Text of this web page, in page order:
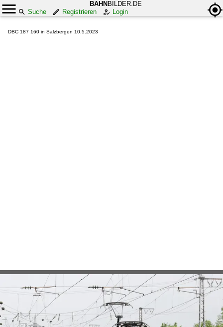
BAHN BILDER.DE
Suche
Registrieren Login
DBC 187 160 in Salzbergen 10.5.2023